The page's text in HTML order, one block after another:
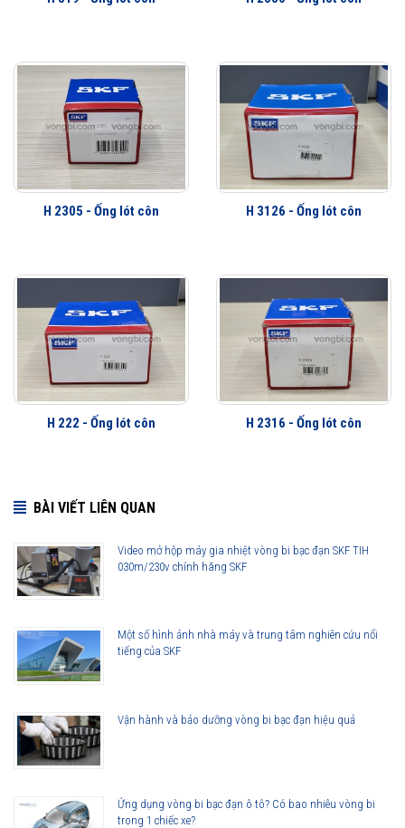
H 2305 - Ống lót côn H 3126 - Ống lót côn
H 222 - Ống lót côn H 2316 - Ống lót côn
BÀI VIẾT LIÊN QUAN
Video mở hộp máy gia nhiệt vòng bi bạc đạn SKF TIH
030m/230v chính hãng SKF
Một số hình ảnh nhà máy và trung tâm nghiên cứu nổi
tiếng của SKF
Vận hành và bảo dưỡng vòng bi bạc đạn hiệu quả
Ứng dụng vòng bi bạc đạn ô tô? Có bao nhiêu vòng bi
trong 1 chiếc xe?